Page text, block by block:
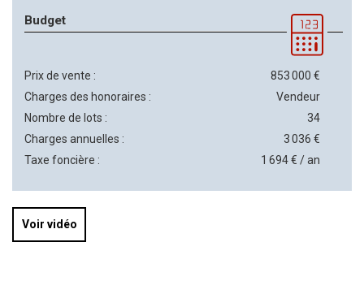
Budget
Prix de vente :
853 000 €
Charges des honoraires :
Vendeur
Nombre de lots :
34
Charges annuelles :
3 036 €
Taxe foncière :
1 694 € / an
Voir vidéo